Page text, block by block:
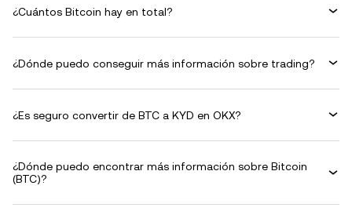
¿Cuántos Bitcoin hay en total?
¿Dónde puedo conseguir más información sobre trading?
¿Es seguro convertir de BTC a KYD en OKX?
¿Dónde puedo encontrar más información sobre Bitcoin
(BTC)?